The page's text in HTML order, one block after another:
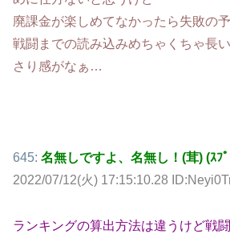
廃課金が楽しめてなかったら失敗の
戦闘までの読み込みめちゃくちゃ長
さり感がなぁ…
645: 名無しですよ、名無し！(茸) (ｽﾌ
2022/07/12(火) 17:15:10.28
ランキングの算出方法は違うけど戦